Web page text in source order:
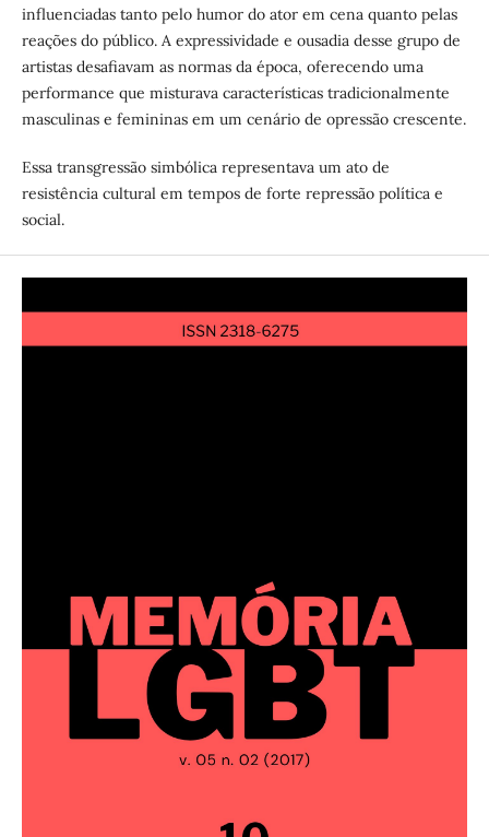
influenciadas tanto pelo humor do ator em cena quanto pelas
reações do público. A expressividade e ousadia desse grupo de
artistas desafiavam as normas da época, oferecendo uma
performance que misturava características tradicionalmente
masculinas e femininas em um cenário de opressão crescente.
Essa transgressão simbólica representava um ato de
resistência cultural em tempos de forte repressão política e
social.